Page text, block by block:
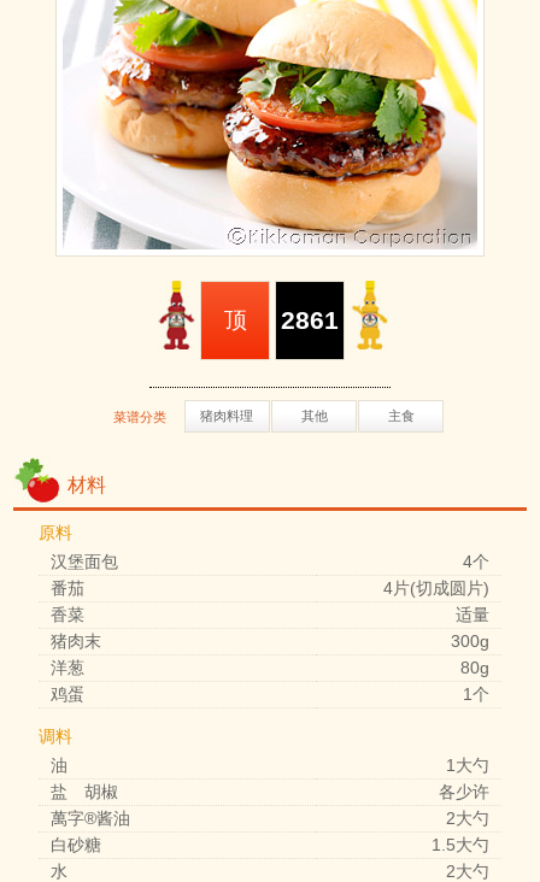
2861
顶
菜谱分类 猪肉料理 其他 主食
材料
原料
汉堡面包
4个
番茄
4片(切成圆片)
香菜
适量
猪肉末
300g
洋葱
80g
鸡蛋
1个
调料
油
1大勺
盐 胡椒
各少许
萬字®酱油
2大勺
白砂糖
1.5大勺
水
2大勺